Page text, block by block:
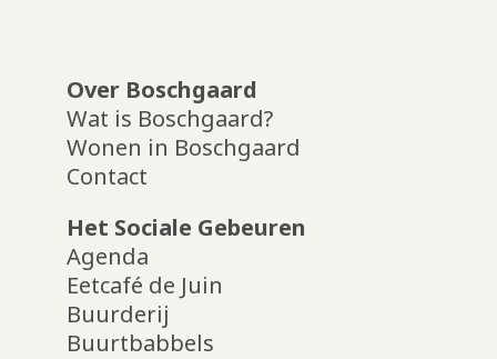
Over Boschgaard
Wat is Boschgaard?
Wonen in Boschgaard
Contact
Het Sociale Gebeuren
Agenda
Eetcafé de Juin
Buurderij
Buurtbabbels